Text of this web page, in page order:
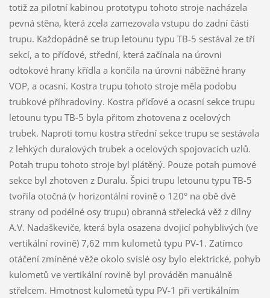
totiž za pilotní kabinou prototypu tohoto stroje nacházela
pevná stěna, která zcela zamezovala vstupu do zadní části
trupu. Každopádně se trup letounu typu TB-5 sestával ze tří
sekcí, a to příďové, střední, která začínala na úrovni
odtokové hrany křídla a končila na úrovni náběžné hrany
VOP, a ocasní. Kostra trupu tohoto stroje měla podobu
trubkové příhradoviny. Kostra příďové a ocasní sekce trupu
letounu typu TB-5 byla přitom zhotovena z ocelových
trubek. Naproti tomu kostra střední sekce trupu se sestávala
z lehkých duralových trubek a ocelových spojovacích uzlů.
Potah trupu tohoto stroje byl plátěný. Pouze potah pumové
sekce byl zhotoven z Duralu. Špici trupu letounu typu TB-5
tvořila otočná (v horizontální rovině o 120° na obě dvě
strany od podélné osy trupu) obranná střelecká věž z dílny
A.V. Nadaškeviče, která byla osazena dvojicí pohyblivých (ve
vertikální rovině) 7,62 mm kulometů typu PV-1. Zatímco
otáčení zmíněné věže okolo svislé osy bylo elektrické, pohyb
kulometů ve vertikální rovině byl prováděn manuálně
střelcem. Hmotnost kulometů typu PV-1 při vertikálním